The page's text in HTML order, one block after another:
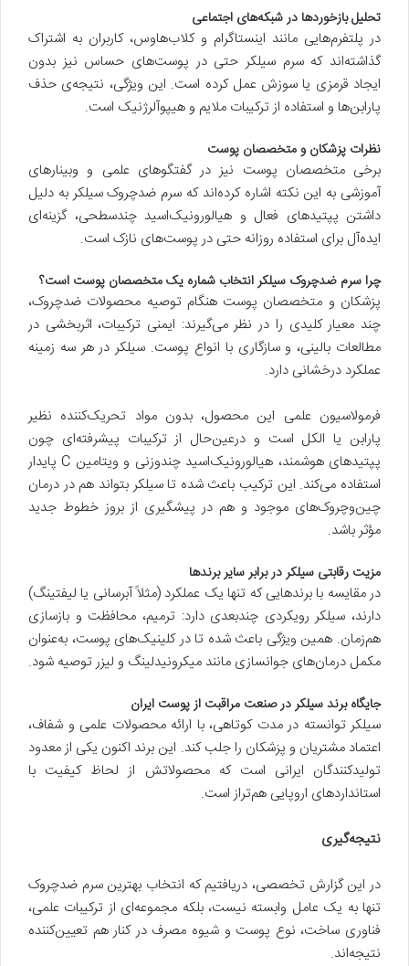
تحلیل بازخوردها در شبکه‌های اجتماعی
در پلتفرم‌هایی مانند اینستاگرام و کلاب‌هاوس، کاربران به اشتراک
گذاشته‌اند که سرم سیلکر حتی در پوست‌های حساس نیز بدون
ایجاد قرمزی یا سوزش عمل کرده است. این ویژگی، نتیجه‌ی حذف
پارابن‌ها و استفاده از ترکیبات ملایم و هیپوآلرژنیک است.
نظرات پزشکان و متخصصان پوست
برخی متخصصان پوست نیز در گفتگوهای علمی و وبینارهای
آموزشی به این نکته اشاره کرده‌اند که سرم ضدچروک سیلکر به دلیل
داشتن پپتیدهای فعال و هیالورونیک‌اسید چندسطحی، گزینه‌ای
ایده‌آل برای استفاده روزانه حتی در پوست‌های نازک است.
چرا سرم ضدچروک سیلکر انتخاب شماره یک متخصصان پوست است؟
پزشکان و متخصصان پوست هنگام توصیه محصولات ضدچروک،
چند معیار کلیدی را در نظر می‌گیرند: ایمنی ترکیبات، اثربخشی در
مطالعات بالینی، و سازگاری با انواع پوست. سیلکر در هر سه زمینه
عملکرد درخشانی دارد.
فرمولاسیون علمی این محصول، بدون مواد تحریک‌کننده نظیر
پارابن یا الکل است و درعین‌حال از ترکیبات پیشرفته‌ای چون
پپتیدهای هوشمند، هیالورونیک‌اسید چندوزنی و ویتامین C پایدار
استفاده می‌کند. این ترکیب باعث شده تا سیلکر بتواند هم در درمان
چین‌وچروک‌های موجود و هم در پیشگیری از بروز خطوط جدید
مؤثر باشد.
مزیت رقابتی سیلکر در برابر سایر برندها
در مقایسه با برندهایی که تنها یک عملکرد (مثلاً آبرسانی یا لیفتینگ)
دارند، سیلکر رویکردی چندبعدی دارد: ترمیم، محافظت و بازسازی
هم‌زمان. همین ویژگی باعث شده تا در کلینیک‌های پوست، به‌عنوان
مکمل درمان‌های جوانسازی مانند میکرونیدلینگ و لیزر توصیه شود.
جایگاه برند سیلکر در صنعت مراقبت از پوست ایران
سیلکر توانسته در مدت کوتاهی، با ارائه محصولات علمی و شفاف،
اعتماد مشتریان و پزشکان را جلب کند. این برند اکنون یکی از معدود
تولیدکنندگان ایرانی است که محصولاتش از لحاظ کیفیت با
استانداردهای اروپایی هم‌تراز است.
نتیجه‌گیری
در این گزارش تخصصی، دریافتیم که انتخاب بهترین سرم ضدچروک
تنها به یک عامل وابسته نیست، بلکه مجموعه‌ای از ترکیبات علمی،
فناوری ساخت، نوع پوست و شیوه مصرف در کنار هم تعیین‌کننده
نتیجه‌اند.